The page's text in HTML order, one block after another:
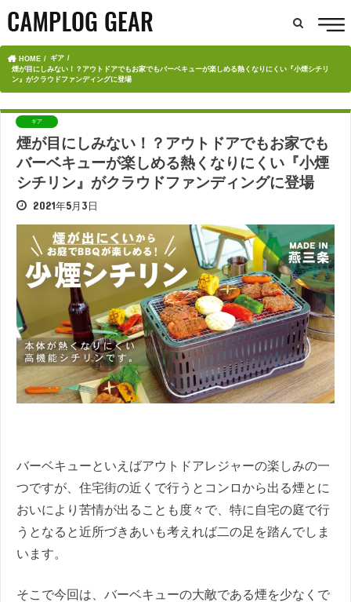
HOME
ギア
煙が目にしみない！？アウトドアでもお家でもバーベキューが楽しめる熱くなりにくい『小煙シチリ
ン』がクラウドファンディングに登場
ギア
煙が目にしみない！？アウトドアでもお家でも
バーベキューが楽しめる熱くなりにくい『小煙
シチリン』がクラウドファンディングに登場
2021年5月3日
バーベキューといえばアウトドアレジャーの楽しみの一
つですが、住宅街の近くで行うとコンロから出る煙とに
おいにより苦情が出ることも度々で、特に自宅の庭で行
うとなると近所づきあいも考えれば二の足を踏んでしま
います。
そこで今回は、バーベキューの大敵である煙を少なくで